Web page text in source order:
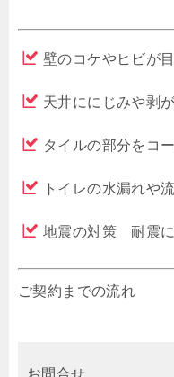
壁のコケやヒビが
天井ににじみや剥
タイルの部分をコ
トイレの水漏れや
地震の対策 耐震
ご契約までの流れ
お問合せ